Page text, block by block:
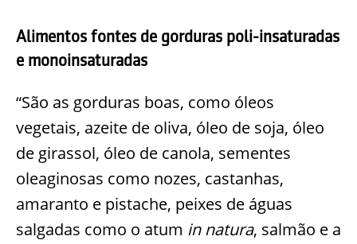
Alimentos fontes de gorduras poli-insaturadas
e monoinsaturadas
“São as gorduras boas, como óleos
vegetais, azeite de oliva, óleo de soja, óleo
de girassol, óleo de canola, sementes
oleaginosas como nozes, castanhas,
amaranto e pistache, peixes de águas
salgadas como o atum in natura, salmão e a